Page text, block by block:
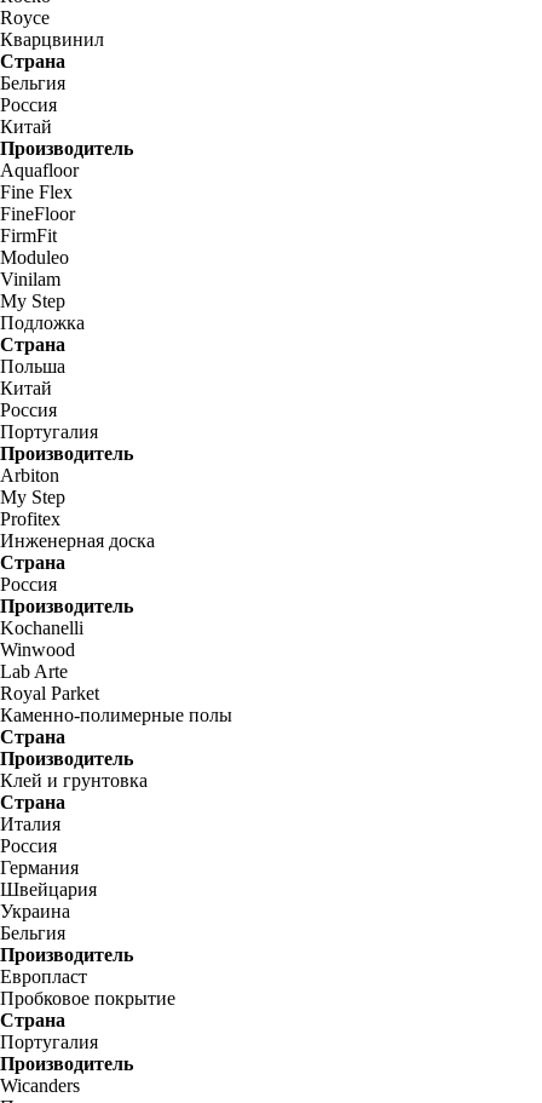
Royce
Кварцвинил
Страна
Бельгия
Россия
Китай
Производитель
Aquafloor
Fine Flex
FineFloor
FirmFit
Moduleo
Vinilam
My Step
Подложка
Страна
Польша
Китай
Россия
Португалия
Производитель
Arbiton
My Step
Profitex
Инженерная доска
Страна
Россия
Производитель
Kochanelli
Winwood
Lab Arte
Royal Parket
Каменно-полимерные полы
Страна
Производитель
Клей и грунтовка
Страна
Италия
Россия
Германия
Швейцария
Украина
Бельгия
Производитель
Европласт
Пробковое покрытие
Страна
Португалия
Производитель
Wicanders